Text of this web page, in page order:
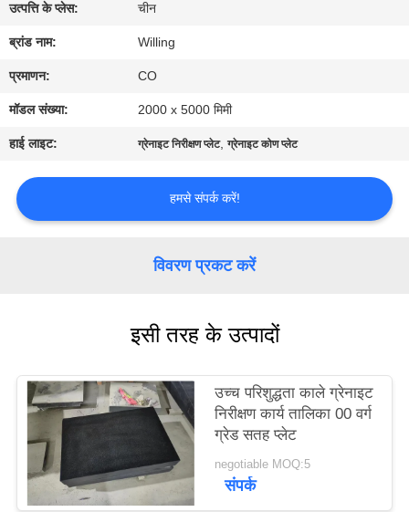
नियंत्रण
संपर्क
करें
एक
साइटमैप
PRIVACY
POLICY
उत्पत्ति के प्लेस: चीन
ब्रांड नाम: Willing
प्रमाणन: CO
मॉडल संख्या: 2000 x 5000 मिमी
हाई लाइट: ग्रेनाइट निरीक्षण प्लेट,ग्रेनाइट कोण प्लेट
हमसे संपर्क करें!
विवरण प्रकट करें
इसी तरह के उत्पादों
उच्च परिशुद्धता काले ग्रेनाइट
निरीक्षण कार्य तालिका 00 वर्ग
ग्रेड सतह प्लेट
negotiable MOQ:5
संपर्क